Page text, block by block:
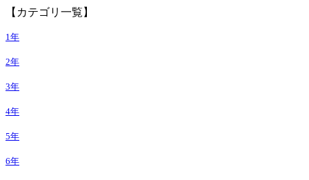
【カテゴリ一覧】
1年
2年
3年
4年
5年
6年